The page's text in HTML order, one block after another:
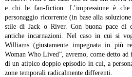
e chi le fan-fiction. L’impressione è
personaggio ricorrente (in base alla
stile di Jack o River. Con buona pace di
antiche incarnazioni. Nel caso in cui si
Williams (giustamente impegnata in più
Woman Who Lived”, avremo, come detto ad
di un atipico doppio episodio in cui, a
zone temporali radicalmente differenti.